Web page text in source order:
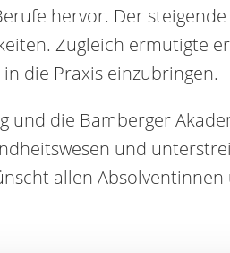
hervor. Der
Zugleich ermutigte
die Praxis einzubringen.
und die Bamberger
und
allen